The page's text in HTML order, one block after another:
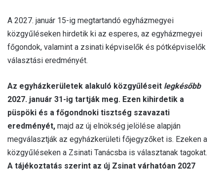
A 2027. január 15-ig megtartandó egyházmegyei
közgyűléseken hirdetik ki az esperes, az egyházmegyei
főgondok, valamint a zsinati képviselők és pótképviselők
választási eredményét.
Az egyházkerületek alakuló közgyűléseit legkésőbb
2027. január 31-ig tartják meg. Ezen kihirdetik a
püspöki és a főgondnoki tisztség szavazati
eredményét, majd az új elnökség jelölése alapján
megválasztják az egyházkerületi főjegyzőket is. Ezeken a
közgyűléseken a Zsinati Tanácsba is választanak tagokat.
A tájékoztatás szerint az új Zsinat várhatóan 2027